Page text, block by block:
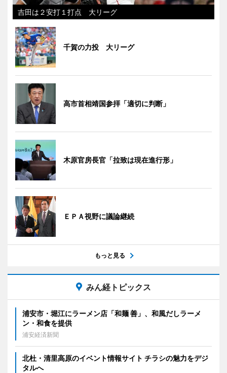
吉田は２安打１打点 大リーグ
千賀の力投 大リーグ
高市首相靖国参拝「適切に判断」
木原官房長官「拉致は現在進行形」
ＥＰＡ視野に議論継続
もっと見る
みん経トピックス
浦安市・堀江にラーメン店「和麺 善」、和風だしラーメ
ン・和食を提供
浦安経済新聞
北杜・清里高原のイベント情報サイト チラシの魅力をデジ
タルへ